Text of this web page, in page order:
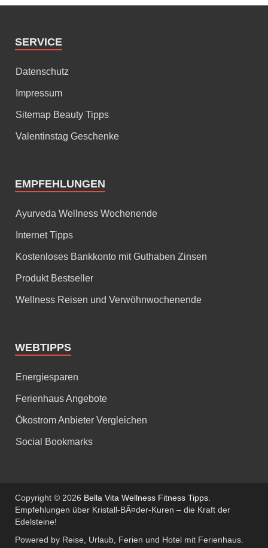
SERVICE
Datenschutz
Impressum
Sitemap Beauty Tipps
Valentinstag Geschenke
EMPFEHLUNGEN
Ayurveda Wellness Wochenende
Internet Tipps
Kostenloses Bankkonto mit Guthaben Zinsen
Produkt Bestseller
Wellness Reisen und Verwöhnwochenende
WEBTIPPS
Energiesparen
Ferienhaus Angebote
Ökostrom Anbieter Vergleichen
Social Bookmarks
Copyright © 2026 Bella Vita Wellness Fitness Tipps
Empfehlungen über Kristall-BÃ¤der-Kuren – die Kraft der
Edelsteine!
Powered by Reise, Urlaub, Ferien und Hotel mit Ferienhaus.